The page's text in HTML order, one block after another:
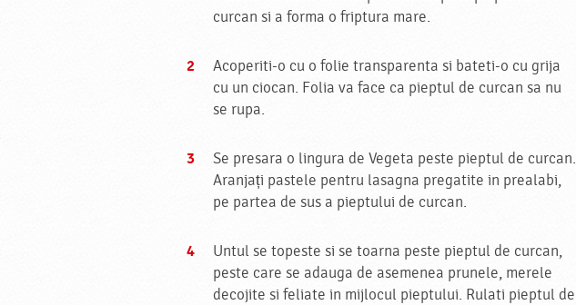
curcan si a forma o friptura mare.
Acoperiti-o cu o folie transparenta si bateti-o cu grija
cu un ciocan. Folia va face ca pieptul de curcan sa nu
se rupa.
Se presara o lingura de Vegeta peste pieptul de curcan.
Aranjați pastele pentru lasagna pregatite in prealabi,
pe partea de sus a pieptului de curcan.
Untul se topeste si se toarna peste pieptul de curcan,
peste care se adauga de asemenea prunele, merele
decojite si feliate in mijlocul pieptului. Rulati pieptul de